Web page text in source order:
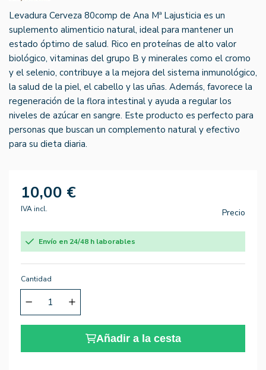
Levadura Cerveza 80comp de Ana Mª Lajusticia es un
suplemento alimenticio natural, ideal para mantener un
estado óptimo de salud. Rico en proteínas de alto valor
biológico, vitaminas del grupo B y minerales como el cromo
y el selenio, contribuye a la mejora del sistema inmunológico,
la salud de la piel, el cabello y las uñas. Además, favorece la
regeneración de la flora intestinal y ayuda a regular los
niveles de azúcar en sangre. Este producto es perfecto para
personas que buscan un complemento natural y efectivo
para su dieta diaria.
10,00 €
IVA incl. Precio
Envío en 24/48 h laborables
Cantidad
Añadir a la cesta